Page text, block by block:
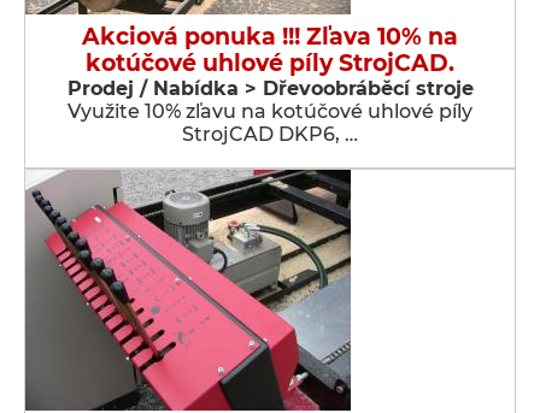
Akciová ponuka !!! Zľava 10% na
kotúčové uhlové píly StrojCAD.
Prodej / Nabídka > Dřevoobráběcí stroje
Využite 10% zľavu na kotúčové uhlové píly
StrojCAD DKP6, …